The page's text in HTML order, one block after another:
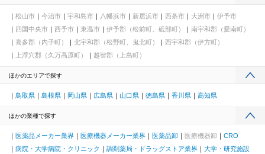
松山市 今治市 宇和島市 八幡浜市 新居浜市 西条市 大洲市
伊予市
四国中央市
西予市 東温市 伊予郡（松前町、砥部町）
南宇和郡（愛南町）
喜多郡（内子町）
北宇和郡（松野町、鬼北町）
西宇和郡（伊方町）
上浮穴郡（久万高原町）
越智郡（上島町）
ほかのエリアで探す
鳥取県 島根県 岡山県 広島県 山口県 徳島県 香川県 高知県
ほかの業種で探す
医薬品メーカー業界 医療機器メーカー業界 医薬品卸 医療機器卸
CRO
病院・大学病院・クリニック
調剤薬局・ドラッグストア業界
大学・研究施設